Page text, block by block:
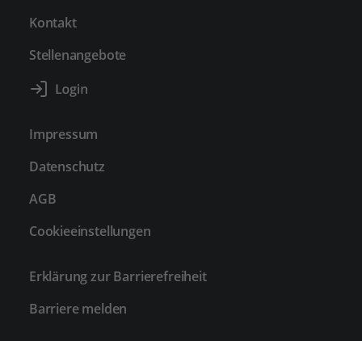
Kontakt
Stellenangebote
Impressum
Datenschutz
AGB
Cookieeinstellungen
Erklärung zur Barrierefreiheit
Barriere melden